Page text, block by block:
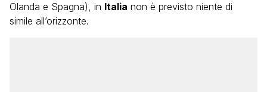
Olanda e Spagna), in Italia non è previsto niente di
simile all’orizzonte.